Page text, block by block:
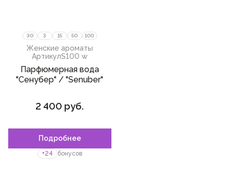
30 3 15 50 100
Женские ароматы
АртикулS100 w
Парфюмерная вода
"Сенубер" / "Senuber"
2 400 руб.
Подробнее
+24 бонусов